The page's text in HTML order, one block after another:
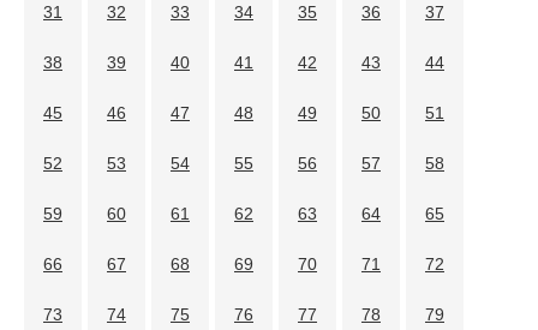
31 32 33 34 35 36 37
38 39 40 41 42 43 44
45 46 47 48 49 50 51
52 53 54 55 56 57 58
59 60 61 62 63 64 65
66 67 68 69 70 71 72
73 74 75 76 77 78 79